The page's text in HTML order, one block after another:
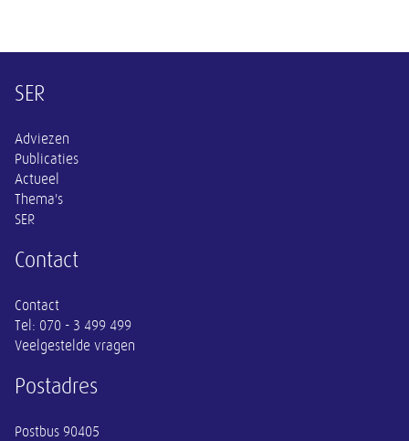
Overige informatie
SER
Adviezen
Publicaties
Actueel
Thema's
SER
Contact
Contact
Tel: 070 - 3 499 499
Veelgestelde vragen
Postadres
Postbus 90405